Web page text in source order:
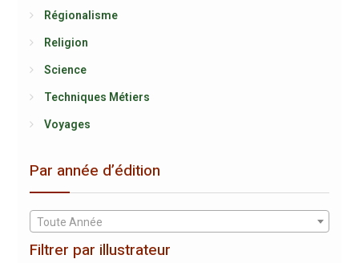
Régionalisme
Religion
Science
Techniques Métiers
Voyages
Par année d’édition
Toute Année
Filtrer par illustrateur